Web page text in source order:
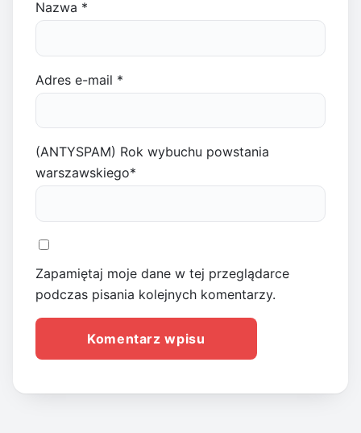
Nazwa *
Adres e-mail *
(ANTYSPAM) Rok wybuchu powstania
warszawskiego*
Zapamiętaj moje dane w tej przeglądarce
podczas pisania kolejnych komentarzy.